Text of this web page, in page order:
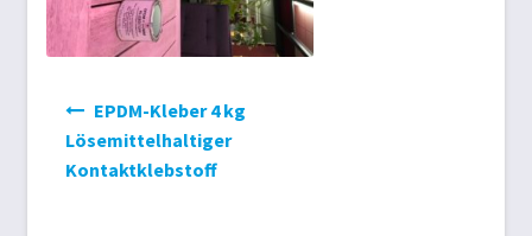
Kasse
Mein Konto
EPDM-Kleber 4 kg
Lösemittelhaltiger
Kontaktklebstoff